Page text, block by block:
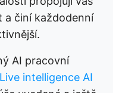
a činí každodenní
AI pracovní
Live intelligence AI